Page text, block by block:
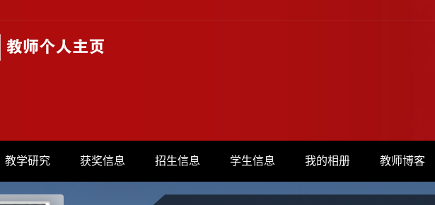
教学研究 获奖信息 招生信息 学生信息 我的相册 教师博客